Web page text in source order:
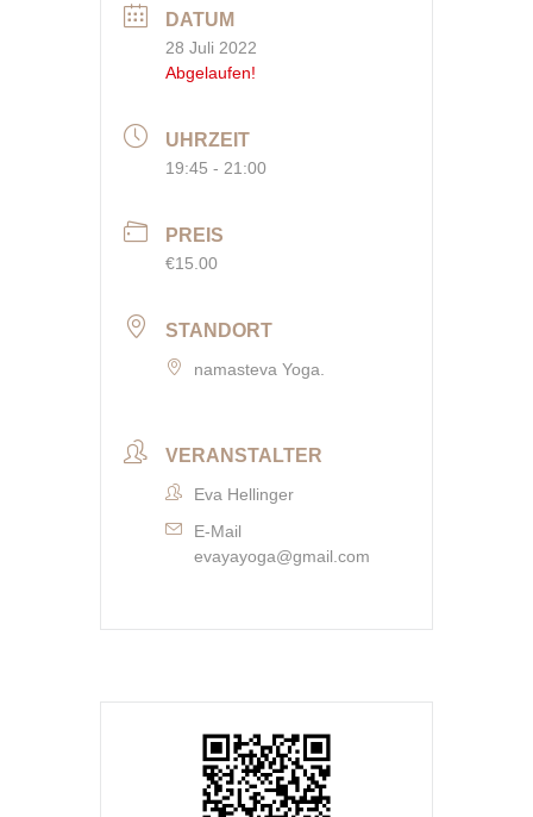
DATUM
28 Juli 2022
Abgelaufen!
UHRZEIT
19:45 - 21:00
PREIS
€15.00
STANDORT
namasteva Yoga.
VERANSTALTER
Eva Hellinger
E-Mail
evayayoga@gmail.com